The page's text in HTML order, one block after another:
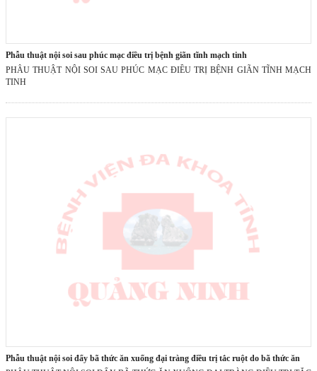
phẫu thuật nội soi sau phúc mạc điều trị bệnh giãn tĩnh mạch tinh
PHẪU THUẬT NỘI SOI SAU PHÚC MẠC ĐIỀU TRỊ BỆNH GIÃN TĨNH MẠCH
TINH
phẫu thuật nội soi đẩy bã thức ăn xuống đại tràng điều trị tắc ruột do bã thức ăn